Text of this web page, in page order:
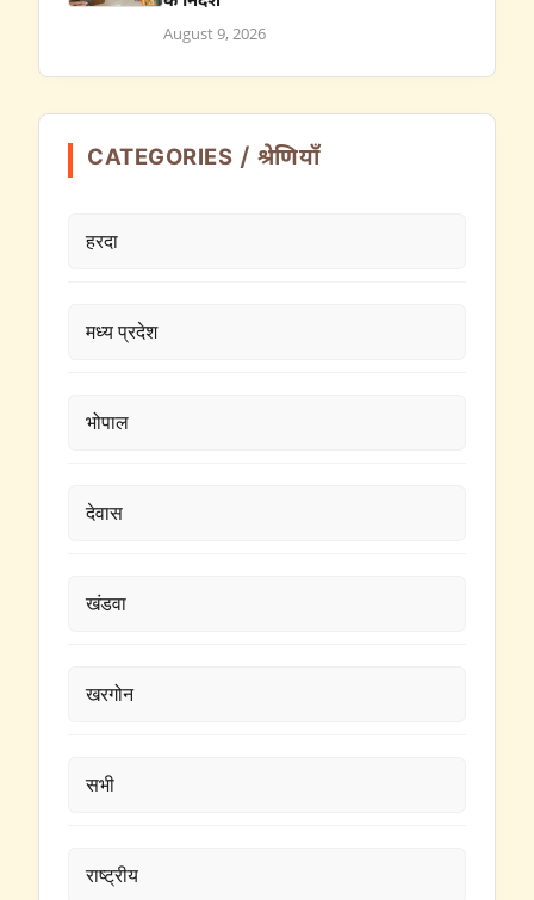
August 9, 2026
CATEGORIES / श्रेणियाँ
हरदा
मध्य प्रदेश
भोपाल
देवास
खंडवा
खरगोन
सभी
राष्ट्रीय